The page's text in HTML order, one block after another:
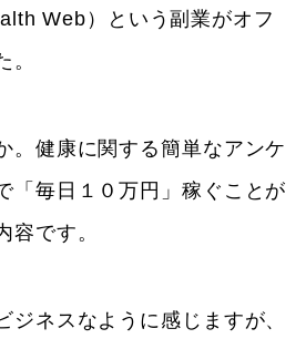
Web）という副業がオフ
。
。健康に関する簡単なアンケ
「毎日１０万円」稼ぐことが
容です。
ジネスなように感じますが、